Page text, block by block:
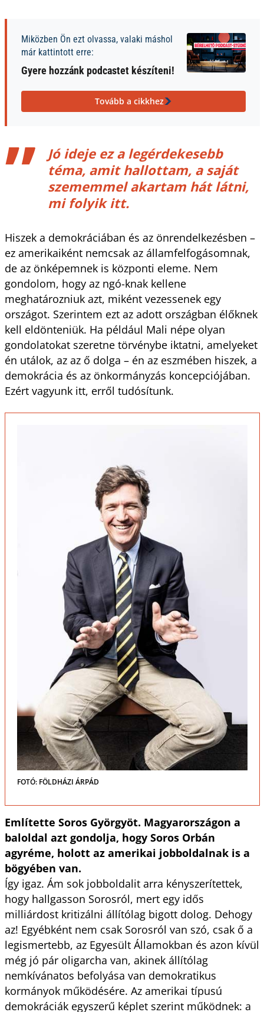
Miközben Ön ezt olvassa, valaki máshol
már kattintott erre:
Gyere hozzánk podcastet készíteni!
Tovább a cikkhez
Jó ideje ez a legérdekesebb
téma, amit hallottam, a saját
szememmel akartam hát látni,
mi folyik itt.
Hiszek a demokráciában és az önrendelkezésben –
ez amerikaiként nemcsak az államfelfogásomnak,
de az önképemnek is központi eleme. Nem
gondolom, hogy az ngó-knak kellene
meghatározniuk azt, miként vezessenek egy
országot. Szerintem ezt az adott országban élőknek
kell eldönteniük. Ha például Mali népe olyan
gondolatokat szeretne törvénybe iktatni, amelyeket
én utálok, az az ő dolga – én az eszmében hiszek, a
demokrácia és az önkormányzás koncepciójában.
Ezért vagyunk itt, erről tudósítunk.
FOTÓ: FÖLDHÁZI ÁRPÁD
Említette Soros Györgyöt. Magyarországon a
baloldal azt gondolja, hogy Soros Orbán
agyréme, holott az amerikai jobboldalnak is a
bögyében van.
Így igaz. Ám sok jobboldalit arra kényszerítettek,
hogy hallgasson Sorosról, mert egy idős
milliárdost kritizálni állítólag bigott dolog. Dehogy
az! Egyébként nem csak Sorosról van szó, csak ő a
legismertebb, az Egyesült Államokban és azon kívül
még jó pár oligarcha van, akinek állítólag
nemkívánatos befolyása van demokratikus
kormányok működésére. Az amerikai típusú
demokráciák egyszerű képlet szerint működnek: a